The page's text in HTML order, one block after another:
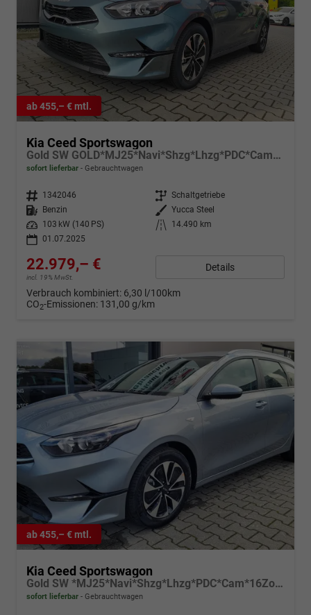
ab 455,– € mtl.
Kia Ceed Sportswagon
Gold SW GOLD*MJ25*Navi*Shzg*Lhzg*PDC*Cam*16Zoll*
sofort lieferbar Gebrauchtwagen
Fahrzeugnr. 1342046 Getriebe Schaltgetriebe
Kraftstoff
Benzin Außenfarbe Yucca Steel
Leistung
103 kW (140 PS) Kilometerstand
14.490 km
01.07.2025
22.979,– €
incl. 19% MwSt.
Details
Verbrauch kombiniert: 6,30 l/100km
CO2-Emissionen: 131,00 g/km
ab 455,– € mtl.
Kia Ceed Sportswagon
Gold SW *MJ25*Navi*Shzg*Lhzg*PDC*Cam*16Zoll*
sofort lieferbar Gebrauchtwagen